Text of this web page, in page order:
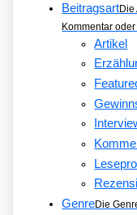
BeitragsartDie
Kommentar
Artikel
GenreDie